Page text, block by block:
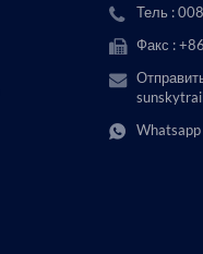
Тель :
Факс :
Whatsapp